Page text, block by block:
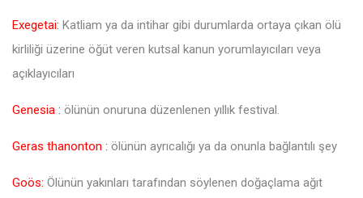
Exegetai: Katliam ya da intihar gibi durumlarda ortaya çıkan ölü
kirliliği üzerine öğüt veren kutsal kanun yorumlayıcıları veya
açıklayıcıları
Genesia : ölünün onuruna düzenlenen yıllık festival.
Geras thanonton : ölünün ayrıcalığı ya da onunla bağlantılı şey
Goös: Ölünün yakınları tarafından söylenen doğaçlama ağıt